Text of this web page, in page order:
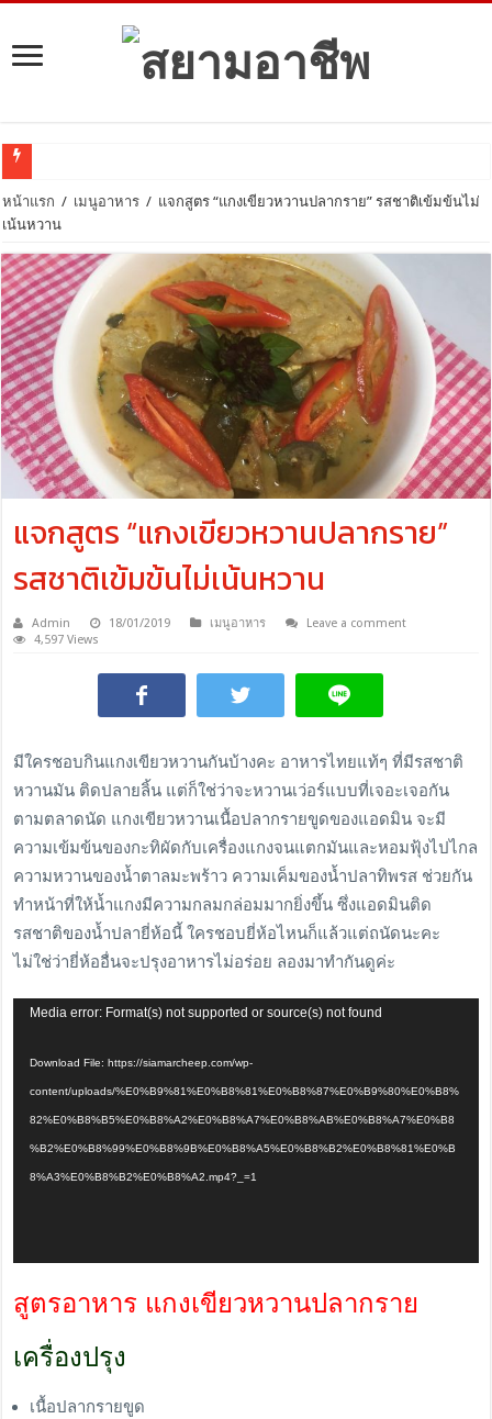
หน้าแรก / เมนูอาหาร / แจกสูตร “แกงเขียวหวานปลากราย” รสชาติเข้มข้นไม่
เน้นหวาน
แจกสูตร “แกงเขียวหวานปลากราย”
รสชาติเข้มข้นไม่เน้นหวาน
Admin 18/01/2019 เมนูอาหาร
Leave a comment
4,597 Views
มีใครชอบกินแกงเขียวหวานกันบ้างคะ อาหารไทยแท้ๆ ที่มีรสชาติ
หวานมัน ติดปลายลิ้น แต่ก็ใช่ว่าจะหวานเว่อร์แบบที่เจอะเจอกัน
ตามตลาดนัด แกงเขียวหวานเนื้อปลากรายขูดของแอดมิน จะมี
ความเข้มข้นของกะทิผัดกับเครื่องแกงจนแตกมันและหอมฟุ้งไปไกล
ความหวานของน้ำตาลมะพร้าว ความเค็มของน้ำปลาทิพรส ช่วยกัน
ทำหน้าที่ให้น้ำแกงมีความกลมกล่อมมากยิ่งขึ้น ซึ่งแอดมินติด
รสชาติของน้ำปลายี่ห้อนี้ ใครชอบยี่ห้อไหนก็แล้วแต่ถนัดนะคะ
ไม่ใช่ว่ายี่ห้ออื่นจะปรุงอาหารไม่อร่อย ลองมาทำกันดูค่ะ
Video
Media error: Format(s) not supported or source(s) not found
Download File: https://siamarcheep.com/wp-
content/uploads/%E0%B9%81%E0%B8%81%E0%B8%87%E0%B9%80%E0%B8%
82%E0%B8%B5%E0%B8%A2%E0%B8%A7%E0%B8%AB%E0%B8%A7%E0%B8
%B2%E0%B8%99%E0%B8%9B%E0%B8%A5%E0%B8%B2%E0%B8%81%E0%B
8%A3%E0%B8%B2%E0%B8%A2.mp4?_=1
สูตรอาหาร แกงเขียวหวานปลากราย
เครื่องปรุง
เนื้อปลากรายขูด